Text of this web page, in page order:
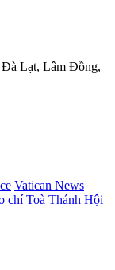
Đà Lạt, Lâm Đồng,
Vatican News
chí Toà Thánh Hội